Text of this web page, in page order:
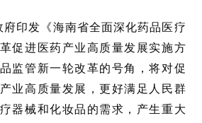
府印发《海南省全面深化药品医疗
促进医药产业高质量发展实施方
监管新一轮改革的号角，将对促
业高质量发展，更好满足人民群
器械和化妆品的需求，产生重大